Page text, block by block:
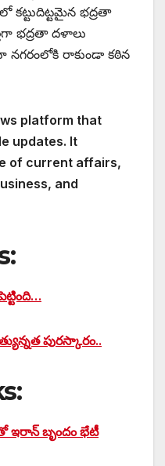
భద్రతా
భద్రతా దళాలు
నగరంలోకి రాకుండా కఠిన
platform that
updates. It
of current affairs,
and
పురస్కారం..
బృందం భేటీ